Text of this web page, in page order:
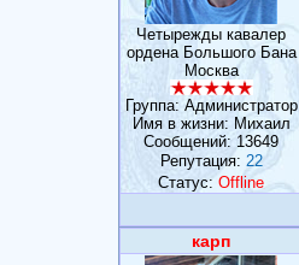
Четырежды кавалер
ордена Большого Бана
Москва
Группа: Администратор
Имя в жизни: Михаил
Сообщений: 13649
Репутация: 22
Статус: Offline
карп